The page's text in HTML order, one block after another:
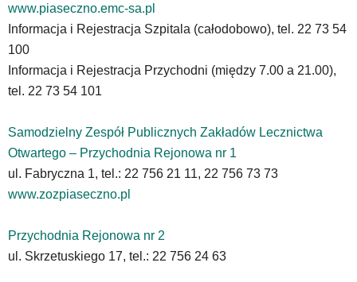
dedykowane
skróty
klawiaturowe
dla
danej
www.piaseczno.emc-sa.pl
Informacja i Rejestracja Szpitala (całodobowo), tel. 22 73 54
100
Informacja i Rejestracja Przychodni (między 7.00 a 21.00),
tel. 22 73 54 101
Samodzielny Zespół Publicznych Zakładów Lecznictwa
Otwartego – Przychodnia Rejonowa nr 1
ul. Fabryczna 1, tel.: 22 756 21 11, 22 756 73 73
www.zozpiaseczno.pl
Przychodnia Rejonowa nr 2
ul. Skrzetuskiego 17, tel.: 22 756 24 63